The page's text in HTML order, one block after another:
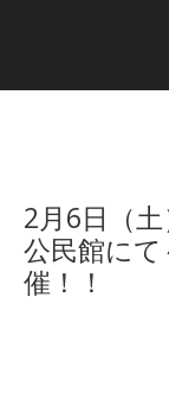
2月6日（
公民館に
催！！